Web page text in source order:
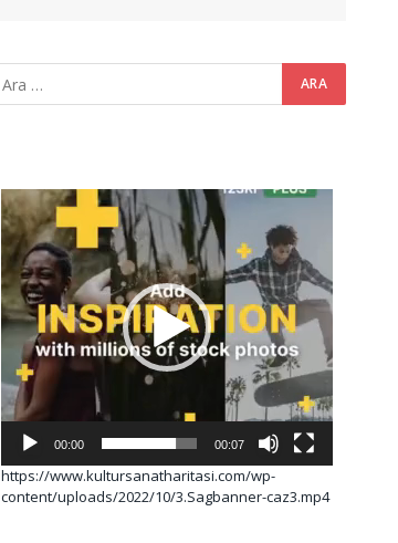
Video
oynatıcı
00:00 00:07
https://www.kultursanatharitasi.com/wp-
content/uploads/2022/10/3.Sagbanner-caz3.mp4